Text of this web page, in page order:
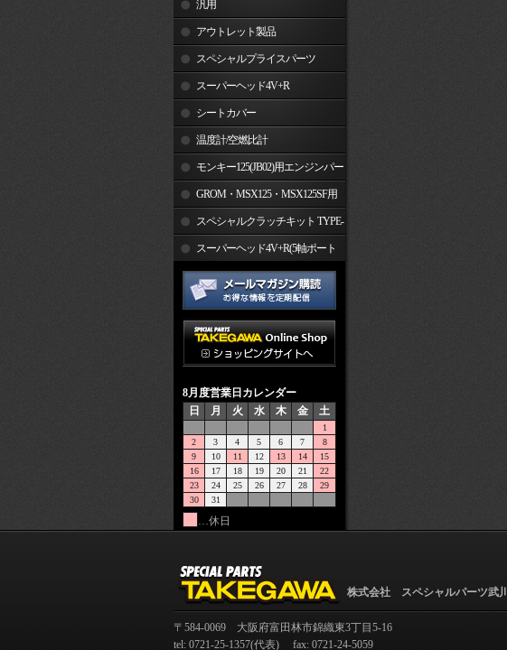
汎用
アウトレット製品
スペシャルプライスパーツ
スーパーヘッド4V+R
シートカバー
温度計/空燃比計
モンキー125(JB02)用エンジンパー
ツ GROM・MSX125・MSX125SF用
エンジンパーツ
スペシャルクラッチキット TYPE-
スーパーヘッド4V+R(5軸ポート
加工)
8月度営業日カレンダー
日
月 火 水 木 金 土
1
2
3 4 5 6 7
8
9
10 11 12 13 14
15
16
17 18 19 20 21
22
23
24 25 26 27 28
29
30
31
…休日
株式会社 スペシャルパーツ武川
〒584-0069 大阪府富田林市錦織東3丁目5-16
tel: 0721-25-1357(代表) fax: 0721-24-5059